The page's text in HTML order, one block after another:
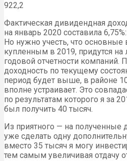
922,2
Фактическая дивидендная
на январь 2020 составила
Но нужно учесть, что
купленным в 2019, придутся на
годовой отчетности компаний.
доходность по текущему
период будет выше, в районе
вполне устраивает. Это
по результатам которого я за
был получить 40 тысяч.
Из приятного — на
уже сделать одну
вместо 35 тысяч я могу
тем самым увеличивая отдачу